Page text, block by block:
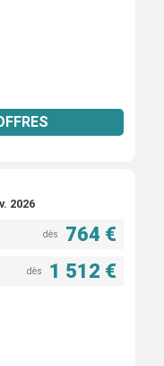
2026
dès 764 €
dès 1 512 €